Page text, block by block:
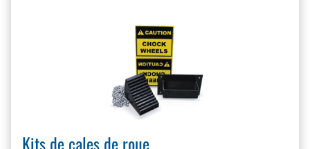
Kits de cales de roue